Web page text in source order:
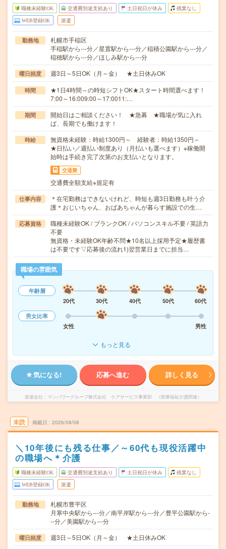
職種未経験OK 交通費別途支給あり 土日祝日が休み 残業なし
WEB登録OK 派遣
勤務地
札幌市手稲区
手稲駅から---分／星置駅から---分／稲積公園駅から---分／
稲穂駅から---分／ほしみ駅から---分
曜日頻度 週3日～5日OK（月～金） ★土日休みOK
時間
★1日4時間～の時短シフトOK★スタート時間選べます！
7:00～16:009:00～17:0011:…
期間
開始日はご相談ください！ ★急募 ★職場が気に入れ
ば、長期でも働けます！
時給
無資格未経験：時給1300円～ 経験者：時給1350円～
★日払い／週払い制度あり（月払いも選べます）※稼働開
始時は手続き完了次第のお支払いとなります。
交通費
交通費全額支給※規定有
仕事内容
＊在宅勤務はできないけれど、時短も週3日勤務も叶う介
護＊おじいちゃん、おばあちゃんが暮らす施設での生…
応募資格
職種未経験OK / ブランクOK / パソコンスキル不要 / 英語力
不要
無資格・未経験OK年齢不問★10名以上採用予定★履歴書
は不要です▽応募後の流れ1)翌営業日までに担当…
職場の雰囲気
年齢層
20代
30代 40代 50代
60代
男女比率
女性
男性
もっと見る
気になる! 応募へ進む 詳しく見る
派遣会社 マンパワーグループ株式会社 ケアサービス事業部 （医療福祉介護関連）
未読 掲載日 2026/08/08
＼10年後にも残る仕事／～60代も現役活躍中
の職場へ＊介護
職種未経験OK 交通費別途支給あり 土日祝日が休み 残業なし
WEB登録OK 派遣
勤務地
札幌市豊平区
月寒中央駅から---分／南平岸駅から---分／豊平公園駅から-
--分／美園駅から---分
曜日頻度 週3日～5日OK（月～金） ★土日休みOK